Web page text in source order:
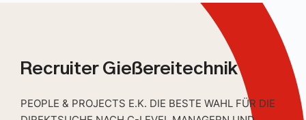
Recruiter Gießereitechnik
PEOPLE & PROJECTS E.K. DIE BESTE WAHL FÜR DIE